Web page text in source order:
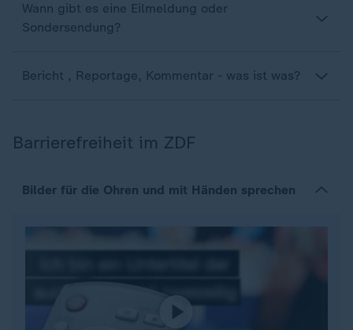
Wann gibt es eine Eilmeldung oder
Sondersendung?
Bericht , Reportage, Kommentar - was ist was?
Barrierefreiheit im ZDF
Bilder für die Ohren und mit Händen sprechen